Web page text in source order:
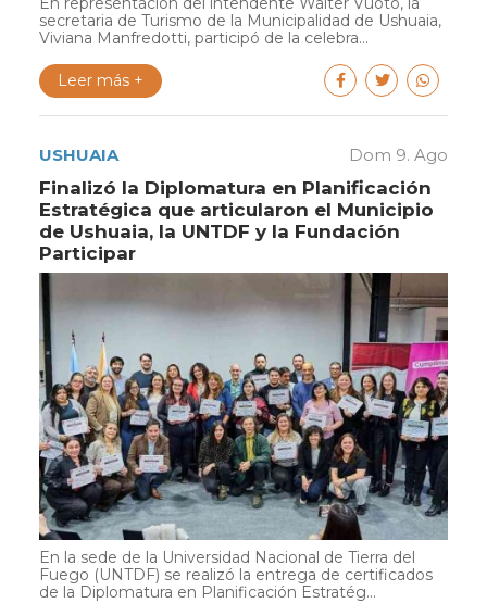
secretaria de Turismo de la Municipalidad de Ushuaia,
Viviana Manfredotti, participó de la celebra...
Leer más +
USHUAIA Dom 9. Ago
Finalizó la Diplomatura en Planificación
Estratégica que articularon el Municipio
de Ushuaia, la UNTDF y la Fundación
Participar
En la sede de la Universidad Nacional de Tierra del
Fuego (UNTDF) se realizó la entrega de certificados
de la Diplomatura en Planificación Estratég...